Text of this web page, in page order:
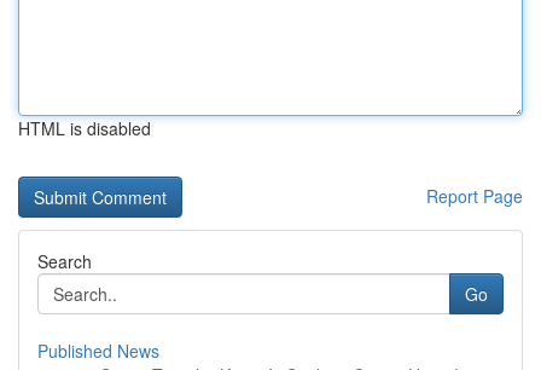
HTML is disabled
Report Page
Search
Go
Published News